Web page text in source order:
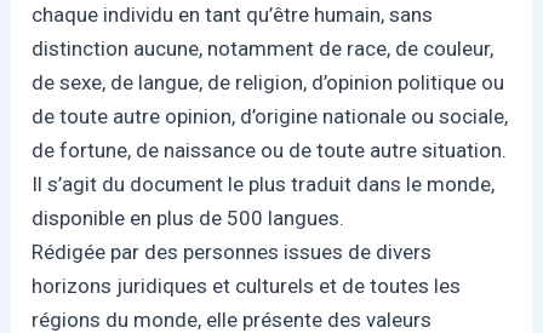
chaque individu en tant qu’être humain, sans
distinction aucune, notamment de race, de couleur,
de sexe, de langue, de religion, d’opinion politique ou
de toute autre opinion, d’origine nationale ou sociale,
de fortune, de naissance ou de toute autre situation.
Il s’agit du document le plus traduit dans le monde,
disponible en plus de 500 langues.
Rédigée par des personnes issues de divers
horizons juridiques et culturels et de toutes les
régions du monde, elle présente des valeurs